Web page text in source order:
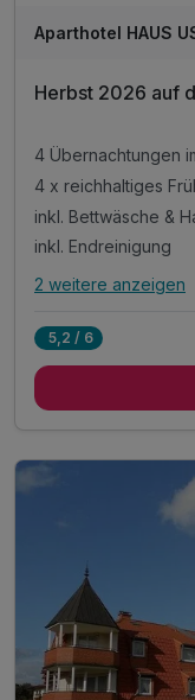
Aparthotel HAUS
Herbst 2026 auf
4 Übernachtungen
4 x reichhaltiges
inkl. Bettwäsche &
inkl. Endreinigung
Alle
4 x reichhaltiges
inkl. Gas/Wasser/
2 weitere anzeigen
5,2 / 6